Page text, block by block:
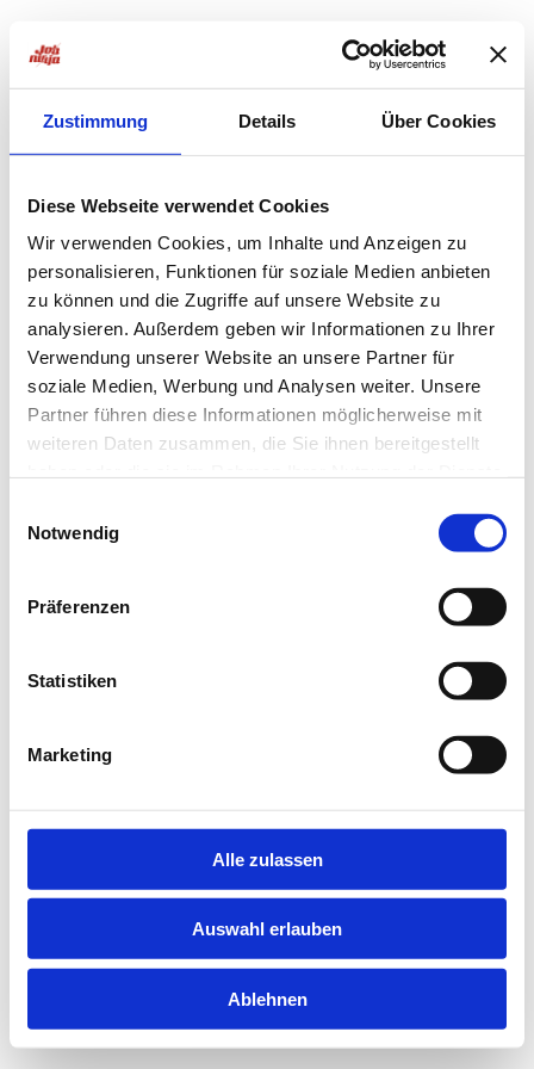
Zustimmung Details Über Cookies
Diese Webseite verwendet Cookies
Wir verwenden Cookies, um Inhalte und Anzeigen zu
personalisieren, Funktionen für soziale Medien anbieten
zu können und die Zugriffe auf unsere Website zu
analysieren. Außerdem geben wir Informationen zu Ihrer
Verwendung unserer Website an unsere Partner für
soziale Medien, Werbung und Analysen weiter. Unsere
Partner führen diese Informationen möglicherweise mit
weiteren Daten zusammen, die Sie ihnen bereitgestellt
Notwendig
Präferenzen
Statistiken
Marketing
Alle zulassen
Auswahl erlauben
Ablehnen
loadingjobninja.com
for more